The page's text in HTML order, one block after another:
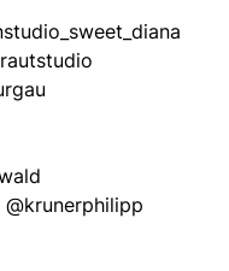
@krunerphilipp